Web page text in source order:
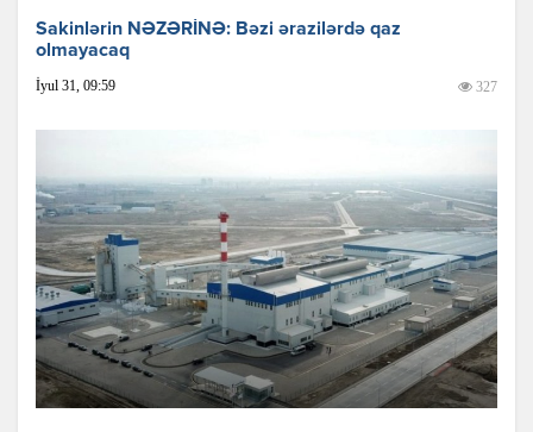
Sakinlərin NƏZƏRİNƏ: Bəzi ərazilərdə qaz
olmayacaq
İyul 31, 09:59 327